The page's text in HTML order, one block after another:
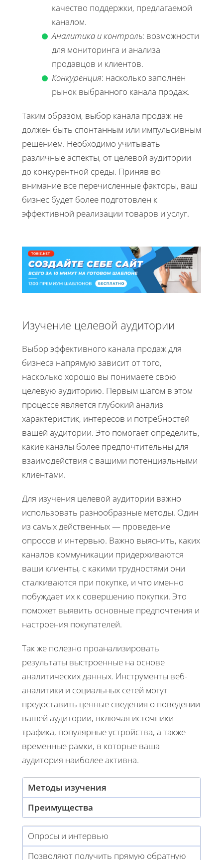
качество поддержки, предлагаемой
каналом.
Аналитика и контроль: возможности
для мониторинга и анализа
продавцов и клиентов.
Конкуренция: насколько заполнен
рынок выбранного канала продаж.
Таким образом, выбор канала продаж не
должен быть спонтанным или импульсивным
решением. Необходимо учитывать
различные аспекты, от целевой аудитории
до конкурентной среды. Приняв во
внимание все перечисленные факторы, ваш
бизнес будет более подготовлен к
эффективной реализации товаров и услуг.
Изучение целевой аудитории
Выбор эффективного канала продаж для
бизнеса напрямую зависит от того,
насколько хорошо вы понимаете свою
целевую аудиторию. Первым шагом в этом
процессе является глубокий анализ
характеристик, интересов и потребностей
вашей аудитории. Это помогает определить,
какие каналы более предпочтительны для
взаимодействия с вашими потенциальными
клиентами.
Для изучения целевой аудитории важно
использовать разнообразные методы. Один
из самых действенных — проведение
опросов и интервью. Важно выяснить, каких
каналов коммуникации придерживаются
ваши клиенты, с какими трудностями они
сталкиваются при покупке, и что именно
побуждает их к совершению покупки. Это
поможет выявить основные предпочтения и
настроения покупателей.
Так же полезно проанализировать
результаты выстроенные на основе
аналитических данных. Инструменты веб-
аналитики и социальных сетей могут
предоставить ценные сведения о поведении
вашей аудитории, включая источники
трафика, популярные устройства, а также
временные рамки, в которые ваша
аудитория наиболее активна.
Методы изучения
Преимущества
Опросы и интервью
Позволяют получить прямую обратную